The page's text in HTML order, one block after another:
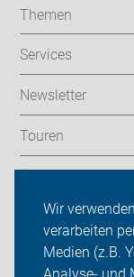
Wir
verarbeiten
Medien (z.B.
Themen
Services
Newsletter
Touren
Sei dabei
Presse